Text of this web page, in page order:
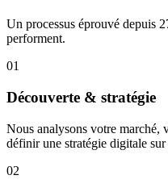
Un processus éprouvé depuis
performent.
01
Découverte & stratégie
Nous analysons votre marché,
définir une stratégie digitale sur
02